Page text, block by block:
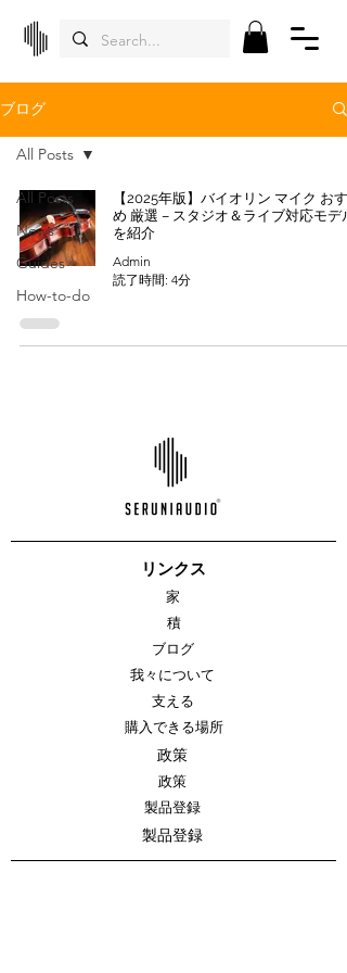
ブログ
All Posts
News
Guides
How-to-do
All Posts
【2025年版】バイオリン マイク おす
め 厳選 – スタジオ＆ライブ対応モデル
を紹介
Admin
読了時間: 4分
リンクス
家
積
ブログ
我々について
支える
購入できる場所
政策
政策
製品登録
製品登録